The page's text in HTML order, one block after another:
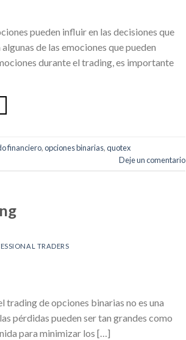
pueden influir en las decisiones que
de las emociones que pueden
durante el trading, es importante
financiero,opciones binarias,quotex
Deje un comentario
TRADERS
trading de opciones binarias no es una
pérdidas pueden ser tan grandes como
para minimizar los […]